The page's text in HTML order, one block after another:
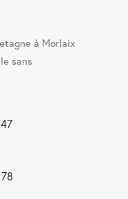
à Morlaix
sans